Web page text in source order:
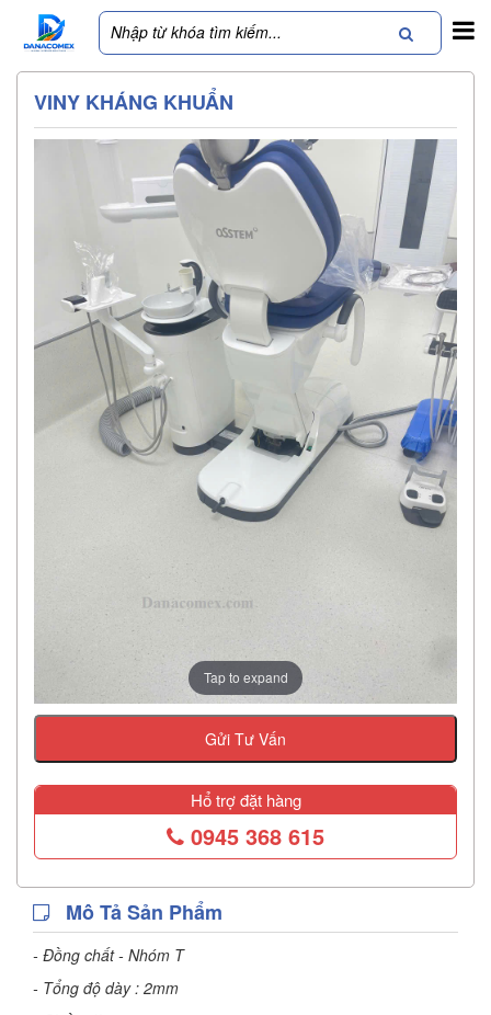
VINY KHÁNG KHUẨN
Tap to expand
Gửi Tư Vấn
Hổ trợ đặt hàng
0945 368 615
Mô Tả Sản Phẩm
- Đồng chất - Nhóm T
- Tổng độ dày : 2mm